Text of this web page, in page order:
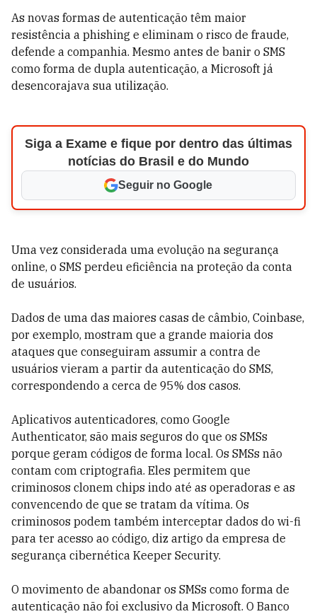
As novas formas de autenticação têm maior
resistência a phishing e eliminam o risco de fraude,
defende a companhia. Mesmo antes de banir o SMS
como forma de dupla autenticação, a Microsoft já
desencorajava sua utilização.
Siga a Exame e fique por dentro das últimas
notícias do Brasil e do Mundo
Seguir no Google
Uma vez considerada uma evolução na segurança
online, o SMS perdeu eficiência na proteção da conta
de usuários.
Dados de uma das maiores casas de câmbio, Coinbase,
por exemplo, mostram que a grande maioria dos
ataques que conseguiram assumir a contra de
usuários vieram a partir da autenticação do SMS,
correspondendo a cerca de 95% dos casos.
Aplicativos autenticadores, como Google
Authenticator, são mais seguros do que os SMSs
porque geram códigos de forma local. Os SMSs não
contam com criptografia. Eles permitem que
criminosos clonem chips indo até as operadoras e as
convencendo de que se tratam da vítima. Os
criminosos podem também interceptar dados do wi-fi
para ter acesso ao código, diz artigo da empresa de
segurança cibernética Keeper Security.
O movimento de abandonar os SMSs como forma de
autenticação não foi exclusivo da Microsoft. O Banco